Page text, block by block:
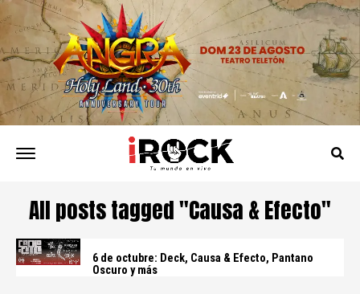
All posts tagged "Causa & Efecto"
6 de octubre: Deck, Causa & Efecto, Pantano
Oscuro y más